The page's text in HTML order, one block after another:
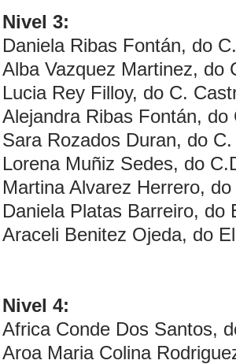
Nivel 3:
Daniela Ribas Fontán, do
Alba Vazquez Martinez, do
Lucia Rey Filloy, do C.
Alejandra Ribas Fontán, do
Sara Rozados Duran, do
Lorena Muñiz Sedes, do
Martina Alvarez Herrero,
Daniela Platas Barreiro, do
Araceli Benitez Ojeda, do
Nivel 4:
Africa Conde Dos Santos,
Aroa Maria Colina